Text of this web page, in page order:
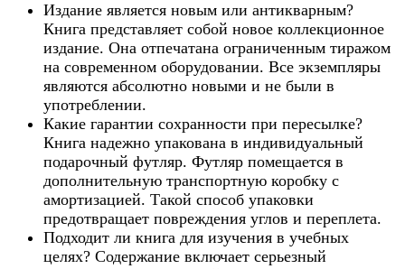
Издание является новым или антикварным?
Книга представляет собой новое коллекционное
издание. Она отпечатана ограниченным тиражом
на современном оборудовании. Все экземпляры
являются абсолютно новыми и не были в
употреблении.
Какие гарантии сохранности при пересылке?
Книга надежно упакована в индивидуальный
подарочный футляр. Футляр помещается в
дополнительную транспортную коробку с
амортизацией. Такой способ упаковки
предотвращает повреждения углов и переплета.
Подходит ли книга для изучения в учебных
целях? Содержание включает серьезный